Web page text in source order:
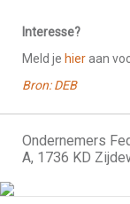
Interesse?
Meld je hier aan
Bron: DEB
Ondernemers
A, 1736 KD